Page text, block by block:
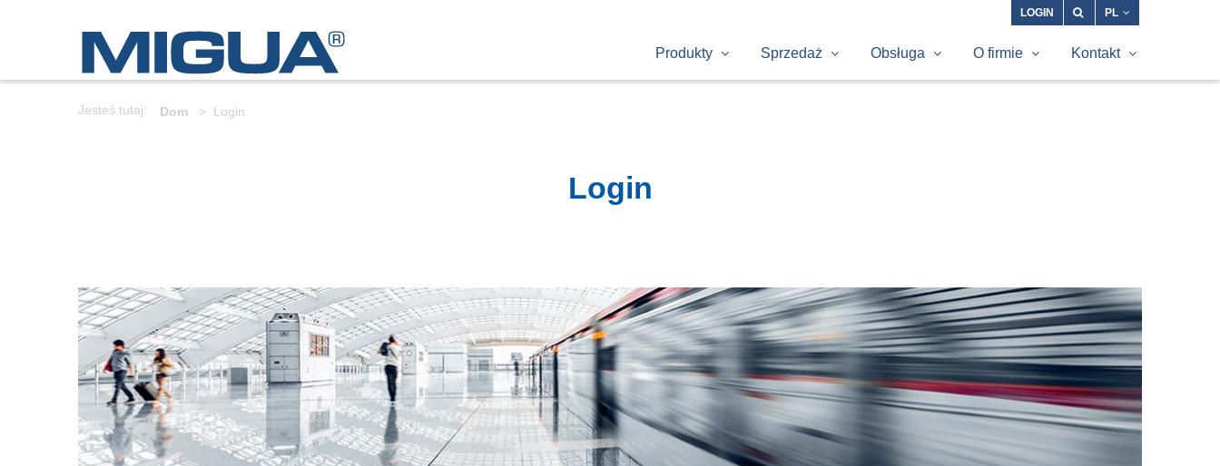
LOGIN PL
Produkty Sprzedaż Obsługa O firmie Kontakt
Jesteś tutaj: Dom Login
Login